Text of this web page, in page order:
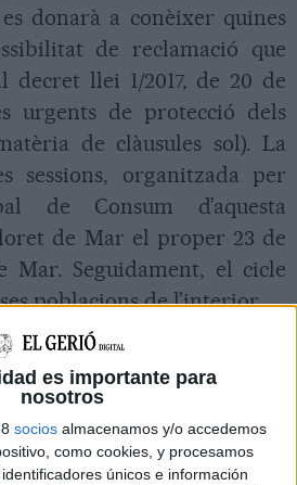
es importante para
nosotros
socios almacenamos y/o accedemos
como cookies, y procesamos
únicos e información
donarà a conèixer quines
de reclamació que
decret llei 1/2017, de 20 de
urgents de protecció dels
de clàusules sol). La
sessions, organitzada per
de Consum d’aquesta
de Mar el proper 23 de
Seguidament, el cicle
poblacions de l’interior.
Públic de Consum, Martí
que, a més d’aquestes
programat, des de l’Oficina
també s’atendrà a totes
necessitin qualsevol tipus